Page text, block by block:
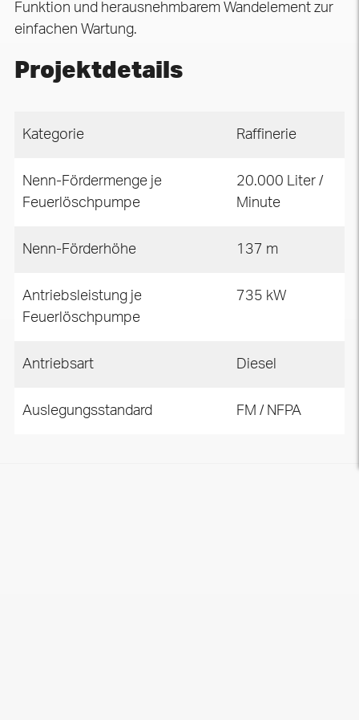
Funktion und herausnehmbarem Wandelement zur
einfachen Wartung.
Projektdetails
Kategorie Raffinerie
Nenn-Fördermenge je
Feuerlöschpumpe
20.000 Liter /
Minute
Nenn-Förderhöhe 137 m
Antriebsleistung je
Feuerlöschpumpe
735 kW
Antriebsart Diesel
Auslegungsstandard FM / NFPA